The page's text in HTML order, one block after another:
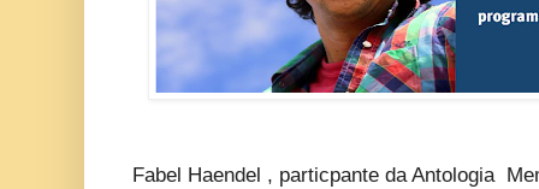
Fabel Haendel , particpante da Antologia